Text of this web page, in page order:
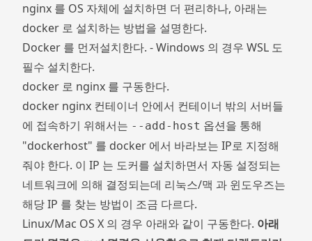
nginx 를 OS 자체에 설치하면 더 편리하나, 아래는
docker 로 설치하는 방법을 설명한다.
Docker 를 먼저설치한다. - Windows 의 경우 WSL 도
필수 설치한다.
docker 로 nginx 를 구동한다.
docker nginx 컨테이너 안에서 컨테이너 밖의 서버들
에 접속하기 위해서는 --add-host 옵션을 통해
"dockerhost" 를 docker 에서 바라보는 IP로 지정해
줘야 한다. 이 IP 는 도커를 설치하면서 자동 설정되는
네트워크에 의해 결정되는데 리눅스/맥 과 윈도우즈는
해당 IP 를 찾는 방법이 조금 다르다.
Linux/Mac OS X 의 경우 아래와 같이 구동한다. 아래